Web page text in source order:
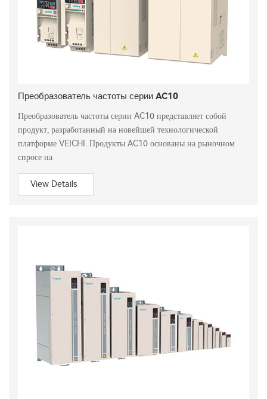
Преобразователь частоты серии AC10
Преобразователь частоты серии AC10 представляет собой
продукт, разработанный на новейшей технологической
платформе VEICHI. Продукты AC10 основаны на рыночном
спросе на
View Details